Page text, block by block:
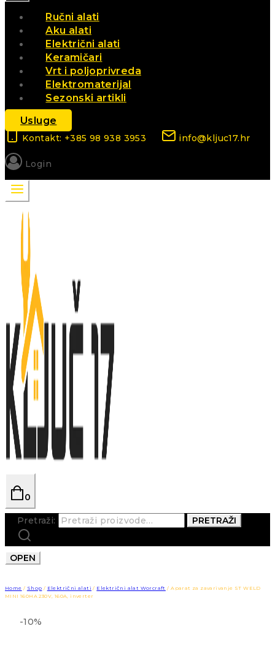
Ručni alati
Aku alati
Električni alati
Keramičari
Vrt i poljoprivreda
Elektromaterijal
Sezonski artikli
Usluge
Kontakt: +385 98 938 3953 info@kljuc17.hr
Login
0
Pretraži: PRETRAŽI
OPEN
Home / Shop / Električni alati / Električni alat Worcraft / Aparat za zavarivanje ST WELD
MINI 160HA 230V, 160A, inverter
-10%